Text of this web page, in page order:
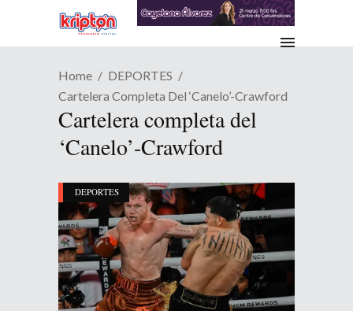
Home
DEPORTES
Cartelera Completa Del ‘Canelo’-Crawford
Cartelera completa del
‘Canelo’-Crawford
DEPORTES